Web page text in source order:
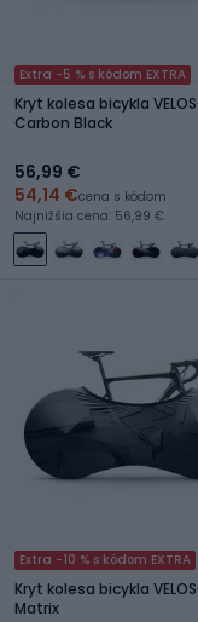
Extra -5 % s kódom EXTRA
Kryt kolesa bicykla
Carbon Black
56,99 €
54,14 €cena s kódom
Najnižšia cena: 56,99 €
Extra -10 % s kódom EXTRA
Kryt kolesa bicykla
Matrix